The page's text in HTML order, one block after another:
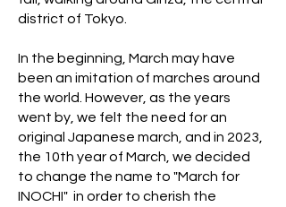
district of Tokyo.
In the beginning, March may have
been an imitation of marches around
the world. However, as the years
went by, we felt the need for an
original Japanese march, and in 2023,
the 10th year of March, we decided
to change the name to "March for
INOCHI" in order to cherish the